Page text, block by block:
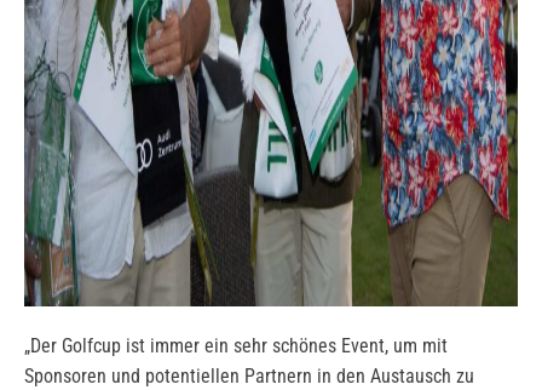
„Der Golfcup ist immer ein sehr schönes Event, um mit
Sponsoren und potentiellen Partnern in den Austausch zu